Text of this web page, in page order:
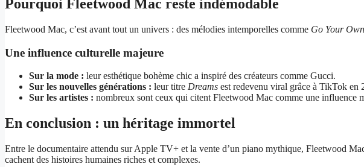
Pourquoi Fleetwood Mac reste indémodable
Fleetwood Mac, c’est avant tout un univers : des mélodies intemporelles comme Go Your
Une influence culturelle majeure
Sur la mode : leur esthétique bohème chic a inspiré des créateurs comme Gucci.
Sur les nouvelles générations : leur titre Dreams est redevenu viral grâce à TikTok en
Sur les artistes : nombreux sont ceux qui citent Fleetwood Mac comme une influence
En conclusion : un héritage immortel
Entre le documentaire attendu sur Apple TV+ et la vente d’un piano mythique, Fleetwood
cachent des histoires humaines riches et complexes.